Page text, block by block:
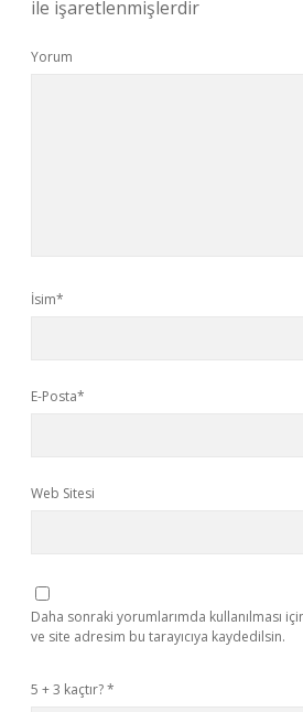
ile işaretlenmişlerdir
Yorum
İsim*
E-Posta*
Web Sitesi
Daha sonraki yorumlarımda kullanılması
ve site adresim bu tarayıcıya kaydedilsin.
5 + 3 kaçtır?*